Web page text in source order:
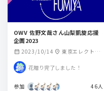
OWV 佐野文哉さん山梨凱旋応援
企画2023
calendar_month 2023/10/14 location_on 東京エレクトロ
大ホール
花贈り完了しました！
参加 46人